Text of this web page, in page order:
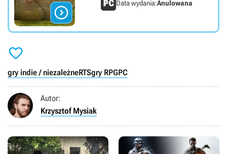
 Data wydania:Anulowana

gry indie / niezależneRTSgry RPGPC
Autor:
Krzysztof Mysiak